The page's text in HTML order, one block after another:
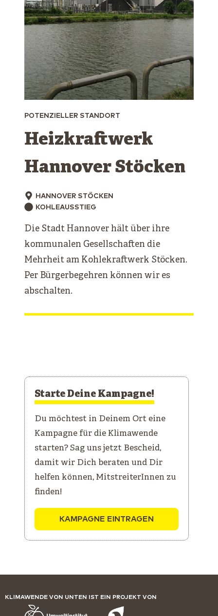
POTENZIELLER STANDORT
Heizkraftwerk
Hannover ­Stöcken
HANNOVER STÖCKEN
KOHLEAUSSTIEG
Die Stadt Hannover hält über ihre
kommunalen Gesellschaften die
Mehrheit am Kohlekraftwerk Stöcken.
Per Bürgerbegehren können wir es
abschalten.
Starte Deine Kampagne!
Du möchtest in Deinem Ort eine
Kampagne für die Klimawende
starten? Sag uns jetzt Bescheid,
damit wir Dich beraten und Dir
helfen können, MitstreiterInnen zu
finden!
KAMPAGNE EINTRAGEN
KLIMAWENDE VON UNTEN IST EIN PROJEKT VON